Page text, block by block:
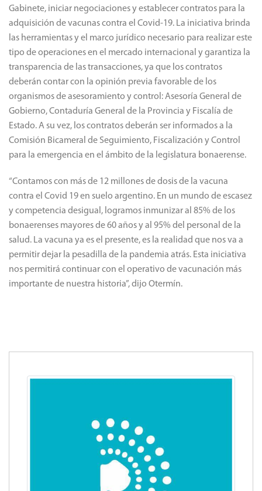
Gabinete, iniciar negociaciones y establecer contratos para la
adquisición de vacunas contra el Covid-19. La iniciativa brinda
las herramientas y el marco jurídico necesario para realizar este
tipo de operaciones en el mercado internacional y garantiza la
transparencia de las transacciones, ya que los contratos
deberán contar con la opinión previa favorable de los
organismos de asesoramiento y control: Asesoría General de
Gobierno, Contaduría General de la Provincia y Fiscalía de
Estado. A su vez, los contratos deberán ser informados a la
Comisión Bicameral de Seguimiento, Fiscalización y Control
para la emergencia en el ámbito de la legislatura bonaerense.
“Contamos con más de 12 millones de dosis de la vacuna
contra el Covid 19 en suelo argentino. En un mundo de escasez
y competencia desigual, logramos inmunizar al 85% de los
bonaerenses mayores de 60 años y al 95% del personal de la
salud. La vacuna ya es el presente, es la realidad que nos va a
permitir dejar la pesadilla de la pandemia atrás. Esta iniciativa
nos permitirá continuar con el operativo de vacunación más
importante de nuestra historia”, dijo Otermín.